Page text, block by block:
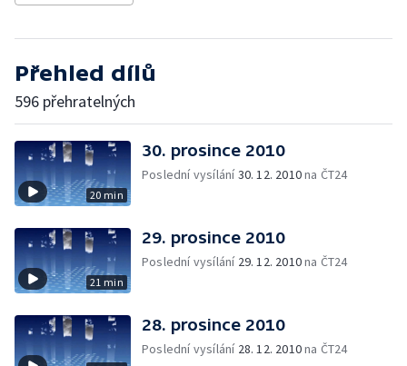
Přehled dílů
596 přehratelných
20 min
30. prosince 2010
Poslední vysílání30. 12. 2010na ČT24
21 min
29. prosince 2010
Poslední vysílání 29. 12. 2010na ČT24
28. prosince 2010
Poslední vysílání 28. 12. 2010na ČT24